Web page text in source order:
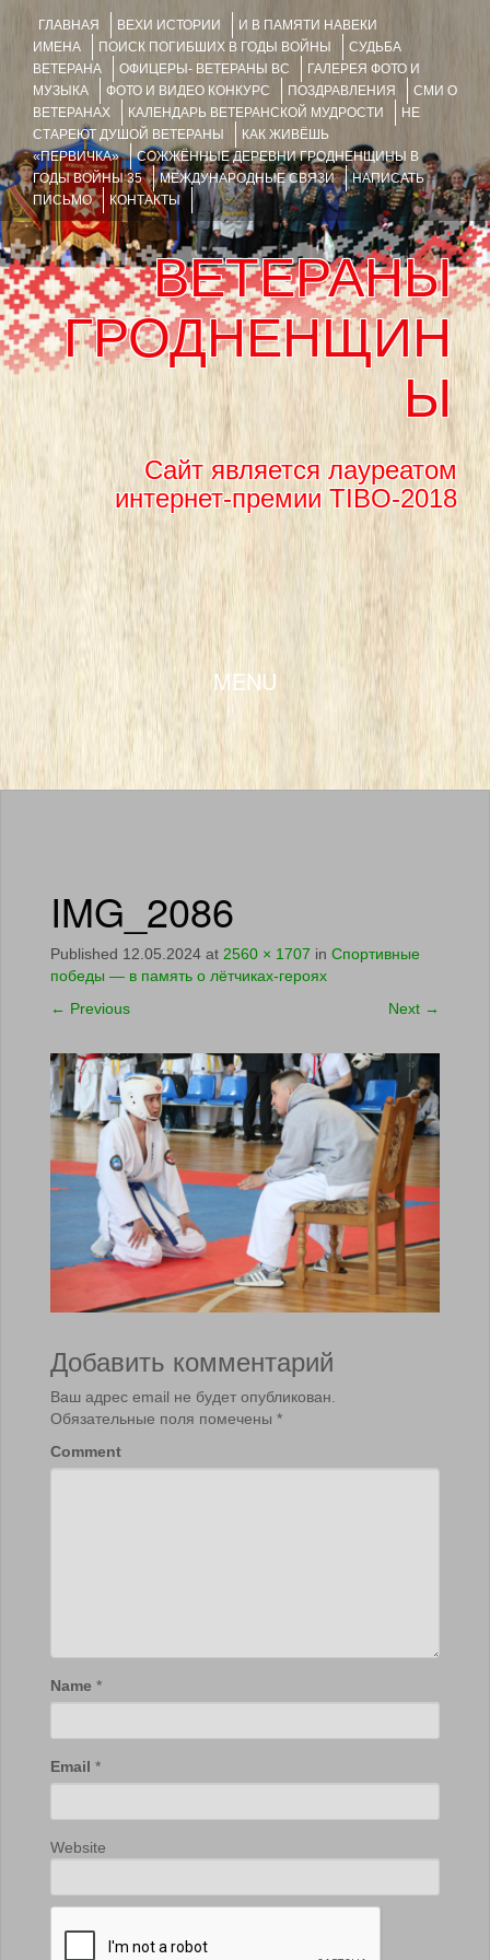
ГЛАВНАЯ ВЕХИ ИСТОРИИ
И В ПАМЯТИ НАВЕКИ
ИМЕНА
ПОИСК ПОГИБШИХ В ГОДЫ ВОЙНЫ
СУДЬБА
ВЕТЕРАНА
ОФИЦЕРЫ- ВЕТЕРАНЫ ВС
ГАЛЕРЕЯ ФОТО И
МУЗЫКА
ФОТО И ВИДЕО КОНКУРС ПОЗДРАВЛЕНИЯ
СМИ О
ВЕТЕРАНАХ
КАЛЕНДАРЬ ВЕТЕРАНСКОЙ МУДРОСТИ
НЕ
СТАРЕЮТ ДУШОЙ ВЕТЕРАНЫ
КАК ЖИВЁШЬ
«ПЕРВИЧКА»
СОЖЖЁННЫЕ ДЕРЕВНИ ГРОДНЕНЩИНЫ В
ГОДЫ ВОЙНЫ 35
МЕЖДУНАРОДНЫЕ СВЯЗИ
НАПИСАТЬ
ПИСЬМО
КОНТАКТЫ
ВЕТЕРАНЫ
ГРОДНЕНЩИН
Ы
Сайт является лауреатом
интернет-премии TIBO-2018
MENU
SKIP TO CONTENT
IMG_2086
Published 12.05.2024 at 2560 × 1707 in Спортивные
победы — в память о лётчиках-героях
← Previous Next →
Добавить комментарий
Ваш адрес email не будет опубликован.
Обязательные поля помечены *
Comment
Name *
Email *
Website